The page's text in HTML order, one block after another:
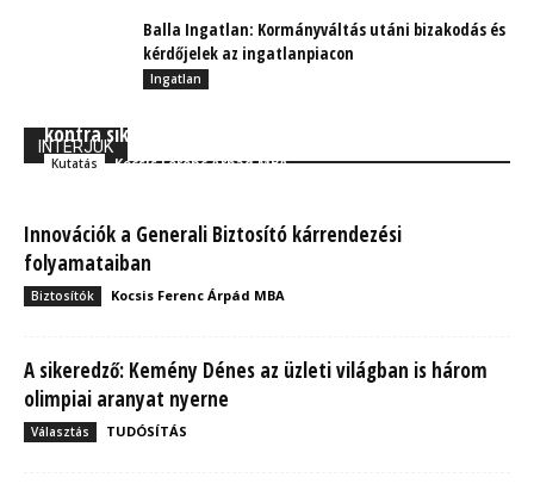
Balla Ingatlan: Kormányváltás utáni bizakodás és
kérdőjelek az ingatlanpiacon
Ingatlan
INTERJÚK
kontra sikeres üzletkötők
Kutatás Kocsis Ferenc Árpád MBA
Innovációk a Generali Biztosító kárrendezési
folyamataiban
Biztosítók Kocsis Ferenc Árpád MBA
A sikeredző: Kemény Dénes az üzleti világban is három
olimpiai aranyat nyerne
Választás TUDÓSÍTÁS